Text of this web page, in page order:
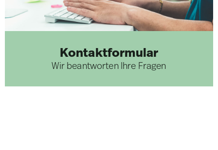
Kontaktformular
Wir beantworten Ihre Fragen